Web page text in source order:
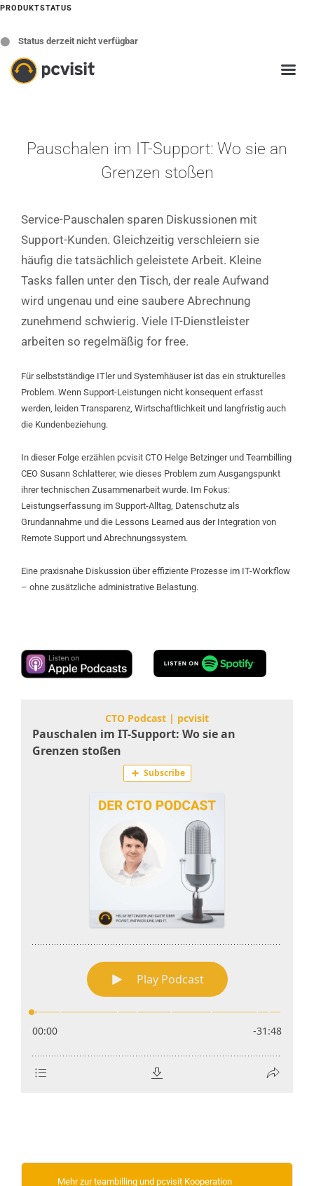
PRODUKTSTATUS
⬤ Status derzeit nicht verfügbar
Pauschalen im IT-Support: Wo sie an
Grenzen stoßen
Service-Pauschalen sparen Diskussionen mit
Support-Kunden. Gleichzeitig verschleiern sie
häufig die tatsächlich geleistete Arbeit. Kleine
Tasks fallen unter den Tisch, der reale Aufwand
wird ungenau und eine saubere Abrechnung
zunehmend schwierig. Viele IT-Dienstleister
arbeiten so regelmäßig for free.
Für selbstständige ITler und Systemhäuser ist das ein strukturelles
Problem. Wenn Support-Leistungen nicht konsequent erfasst
werden, leiden Transparenz, Wirtschaftlichkeit und langfristig auch
die Kundenbeziehung.
In dieser Folge erzählen pcvisit CTO Helge Betzinger und Teambilling
CEO Susann Schlatterer, wie dieses Problem zum Ausgangspunkt
ihrer technischen Zusammenarbeit wurde. Im Fokus:
Leistungserfassung im Support-Alltag, Datenschutz als
Grundannahme und die Lessons Learned aus der Integration von
Remote Support und Abrechnungssystem.
Eine praxisnahe Diskussion über effiziente Prozesse im IT-Workflow
– ohne zusätzliche administrative Belastung.
Mehr zur teambilling und pcvisit Kooperation